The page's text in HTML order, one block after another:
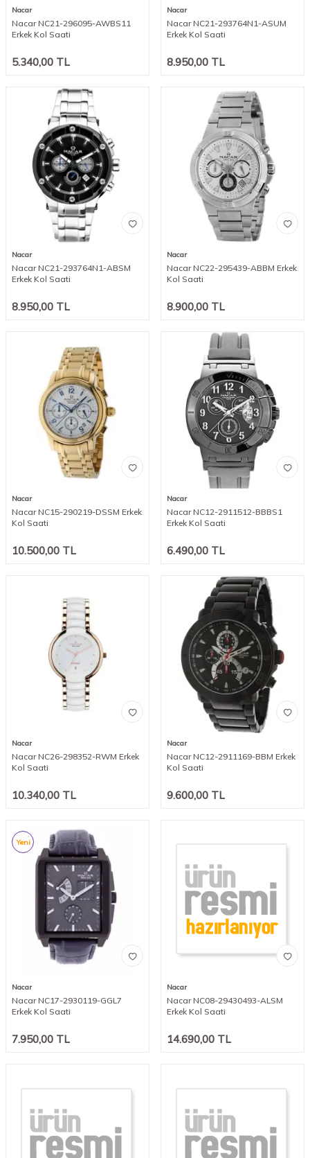
Nacar
Nacar NC21-296095-AWBS11
Erkek Kol Saati
5.340,00 TL
Nacar
Nacar NC21-293764N1-ASUM
Erkek Kol Saati
8.950,00 TL
Nacar
Nacar NC21-293764N1-ABSM
Erkek Kol Saati
8.950,00 TL
Nacar
Nacar NC22-295439-ABBM Erkek
Kol Saati
8.900,00 TL
Nacar
Nacar NC15-290219-DSSM Erkek
Kol Saati
10.500,00 TL
Nacar
Nacar NC12-2911512-BBBS1
Erkek Kol Saati
6.490,00 TL
Nacar
Nacar NC26-298352-RWM Erkek
Kol Saati
10.340,00 TL
Nacar
Nacar NC12-2911169-BBM Erkek
Kol Saati
9.600,00 TL
Yeni
Nacar
Nacar NC17-2930119-GGL7
Erkek Kol Saati
7.950,00 TL
Nacar
Nacar NC08-29430493-ALSM
Erkek Kol Saati
14.690,00 TL